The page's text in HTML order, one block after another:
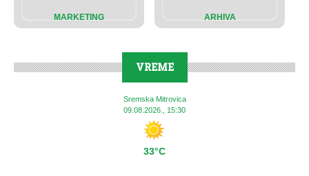
MARKETING ARHIVA
VREME
Sremska Mitrovica
09.08.2026., 15:30
33°C